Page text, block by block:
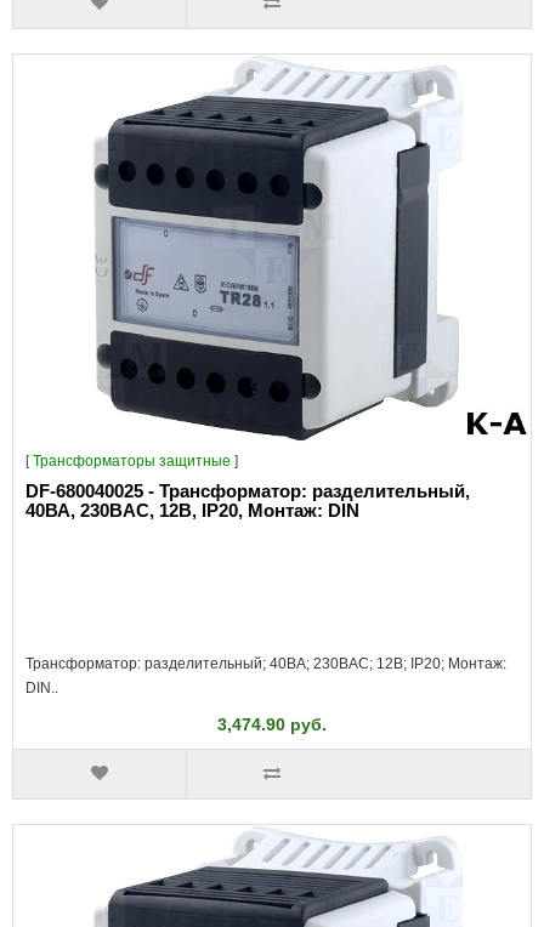
[Трансформаторы защитные ]
DF-680040025 - Трансформатор: разделительный,
40ВА, 230ВAC, 12В, IP20, Монтаж: DIN
Трансформатор: разделительный; 40ВА; 230ВAC; 12В; IP20; Монтаж:
DIN..
3,474.90 руб.